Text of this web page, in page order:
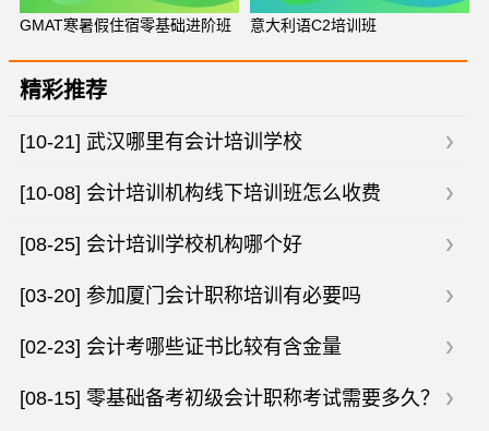
GMAT寒暑假住宿零基础进阶班 意大利语C2培训班
精彩推荐
[10-21] 武汉哪里有会计培训学校
[10-08] 会计培训机构线下培训班怎么收费
[08-25] 会计培训学校机构哪个好
[03-20] 参加厦门会计职称培训有必要吗
[02-23] 会计考哪些证书比较有含金量
[08-15] 零基础备考初级会计职称考试需要多久？